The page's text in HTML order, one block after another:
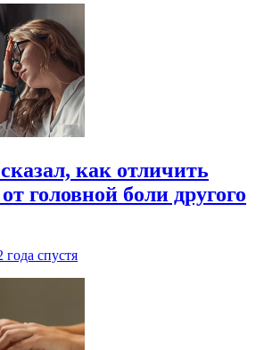
как отличить
головной боли другого
года спустя